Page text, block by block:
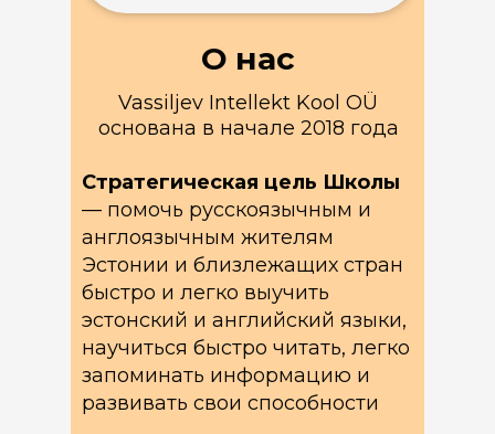
О нас
Vassiljev Intellekt Kool OÜ
основана в начале 2018 года
Стратегическая цель Школы
— помочь русскоязычным и
англоязычным жителям
Эстонии и близлежащих стран
быстро и легко выучить
эстонский и английский языки,
научиться быстро читать, легко
запоминать информацию и
развивать свои способности